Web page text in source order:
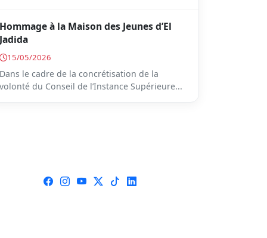
Hommage à la Maison des Jeunes d’El
Jadida
15/05/2026
Dans le cadre de la concrétisation de la
volonté du Conseil de l’Instance Supérieure...